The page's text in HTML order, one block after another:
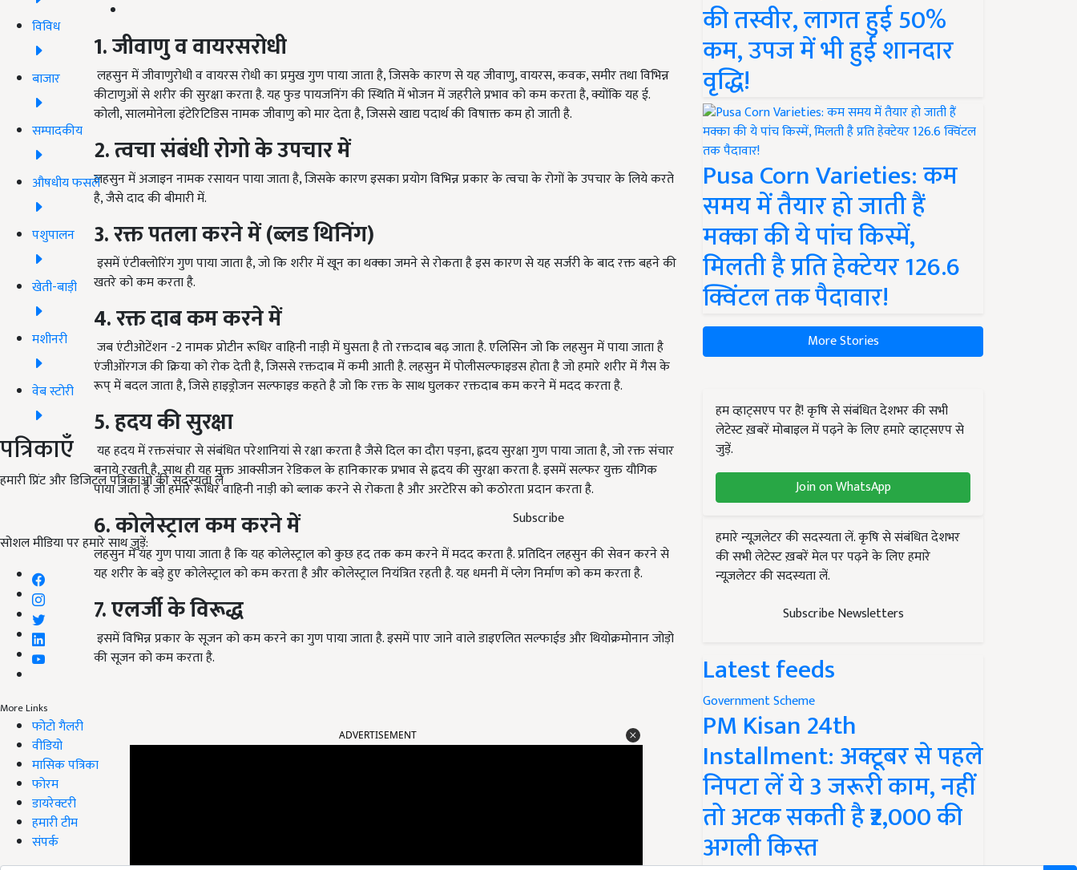
विविध
बाजार
सम्पादकीय
औषधीय फसलें
पशुपालन
खेती-बाड़ी
मशीनरी
वेब स्टोरी
पत्रिकाएँ
हमारी प्रिंट और डिजिटल पत्रिकाओं की सदस्यता लें
Subscribe
सोशल मीडिया पर हमारे साथ जुड़ें:
More Links
फोटो गैलरी
वीडियो
मासिक पत्रिका
फोरम
डायरेक्टरी
हमारी टीम
संपर्क
1. जीवाणु व वायरसरोधी
लहसुन में जीवाणुरोधी व वायरस रोधी का प्रमुख गुण पाया जाता है, जिसके कारण से यह जीवाणु, वायरस, कवक, समीर तथा विभिन्न
कीटाणुओं से शरीर की सुरक्षा करता है. यह फुड पायजनिंग की स्थिति में भोजन में जहरीले प्रभाव को कम करता है, क्योंकि यह ई.
कोली, सालमोनेला इंटेरिटिडिस नामक जीवाणु को मार देता है, जिससे खाद्य पदार्थ की विषाक्त कम हो जाती है.
2. त्वचा संबंधी रोगो के उपचार में
लहसुन में अजाइन नामक रसायन पाया जाता है, जिसके कारण इसका प्रयोग विभिन्न प्रकार के त्वचा के रोगों के उपचार के लिये करते
है, जैसे दाद की बीमारी में.
3. रक्त पतला करने में (ब्लड थिनिंग)
इसमें एंटीक्लोरिंग गुण पाया जाता है, जो कि शरीर में खून का थक्का जमने से रोकता है इस कारण से यह सर्जरी के बाद रक्त बहने की
खतरे को कम करता है.
4. रक्त दाब कम करने में
जब एंटीओटेंशन -2 नामक प्रोटीन रूधिर वाहिनी नाड़ी में घुसता है तो रक्तदाब बढ़ जाता है. एलिसिन जो कि लहसुन में पाया जाता है
एंजीओंरगज की क्रिया को रोक देती है, जिससे रक्तदाब में कमी आती है. लहसुन में पोलीसल्फाइडस होता है जो हमारे शरीर में गैस के
रूप् में बदल जाता है, जिसे हाइड्रोजन सल्फाइड कहते है जो कि रक्त के साथ घुलकर रक्तदाब कम करने में मदद करता है.
5. हदय की सुरक्षा
यह हदय में रक्तसंचार से संबंधित परेशानियां से रक्षा करता है जैसे दिल का दौरा पड़ना, ह्नदय सुरक्षा गुण पाया जाता है, जो रक्त संचार
बनाये रखती है, साथ ही यह मुक्त आक्सीजन रेडिकल के हानिकारक प्रभाव से ह्नदय की सुरक्षा करता है. इसमें सल्फर युक्त यौगिक
पाया जाता है जो हमारे रूधिर वाहिनी नाड़ी को ब्लाक करने से रोकता है और अरटेरिस को कठोरता प्रदान करता है.
6. कोलेस्ट्राल कम करने में
लहसुन में यह गुण पाया जाता है कि यह कोलेस्ट्राल को कुछ हद तक कम करने में मदद करता है. प्रतिदिन लहसुन की सेवन करने से
यह शरीर के बड़े हुए कोलेस्ट्राल को कम करता है और कोलेस्ट्राल नियंत्रित रहती है. यह धमनी में प्लेग निर्माण को कम करता है.
7. एलर्जी के विरूद्ध
इसमें विभिन्न प्रकार के सूजन को कम करने का गुण पाया जाता है. इसमें पाए जाने वाले डाइएलित सल्फाईड और थियोक्रमोनान जोड़ो
की सूजन को कम करता है.
की तस्वीर, लागत हुई 50%
कम, उपज में भी हुई शानदार
वृद्धि!
Pusa Corn Varieties: कम
समय में तैयार हो जाती हैं
मक्का की ये पांच किस्में,
मिलती है प्रति हेक्टेयर 126.6
क्विंटल तक पैदावार!
More Stories
हम व्हाट्सएप पर हैं! कृषि से संबंधित देशभर की सभी
लेटेस्ट ख़बरें मोबाइल में पढ़ने के लिए हमारे व्हाट्सएप से
जुड़ें.
Join on WhatsApp
हमारे न्यूज़लेटर की सदस्यता लें. कृषि से संबंधित देशभर
की सभी लेटेस्ट ख़बरें मेल पर पढ़ने के लिए हमारे
न्यूज़लेटर की सदस्यता लें.
Subscribe Newsletters
Latest feeds
Government Scheme
PM Kisan 24th
Installment: अक्टूबर से पहले
निपटा लें ये 3 जरूरी काम, नहीं
तो अटक सकती है ₹2,000 की
अगली किस्त